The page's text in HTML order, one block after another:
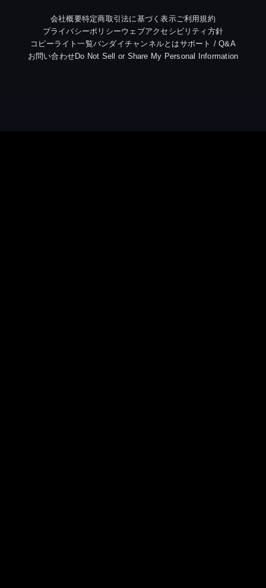
会社概要特定商取引法に基づく表示ご利用規約
プライバシーポリシーウェブアクセシビリティ方針
コピーライト一覧バンダイチャンネルとはサポート / Q&A
お問い合わせDo Not Sell or Share My Personal Information